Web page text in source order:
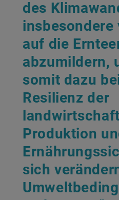
auf die
abzumildern,
somit dazu
Resilienz der
Produktion
sich
verbessern."